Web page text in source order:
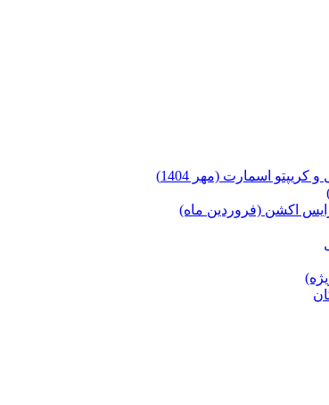
اسمارت (مهر 1404)
اکشن (فروردین ماه)